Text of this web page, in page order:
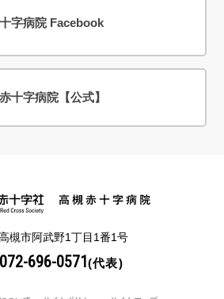
字病院 Facebook
十字病院【公式】
槻市阿武野1丁目1番1号
072-696-0571(代表)